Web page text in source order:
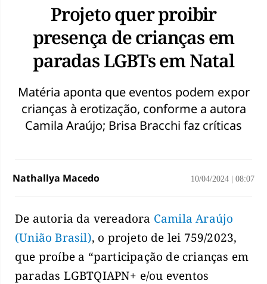
Projeto quer proibir
presença de crianças em
paradas LGBTs em Natal
Matéria aponta que eventos podem expor
crianças à erotização, conforme a autora
Camila Araújo; Brisa Bracchi faz críticas
Nathallya Macedo 10/04/2024 08:07
De autoria da vereadora Camila Araújo
(União Brasil), o projeto de lei 759/2023,
que proíbe a “participação de crianças em
paradas LGBTQIAPN+ e/ou eventos